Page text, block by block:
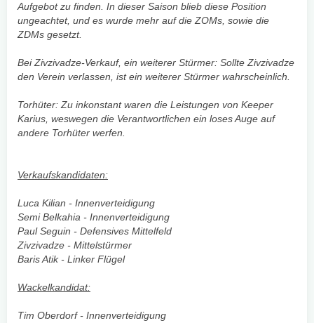
Aufgebot zu finden. In dieser Saison blieb diese Position
ungeachtet, und es wurde mehr auf die ZOMs, sowie die
ZDMs gesetzt.
Bei Zivzivadze-Verkauf, ein weiterer Stürmer: Sollte Zivzivadze
den Verein verlassen, ist ein weiterer Stürmer wahrscheinlich.
Torhüter: Zu inkonstant waren die Leistungen von Keeper
Karius, weswegen die Verantwortlichen ein loses Auge auf
andere Torhüter werfen.
Verkaufskandidaten:
Luca Kilian - Innenverteidigung
Semi Belkahia - Innenverteidigung
Paul Seguin - Defensives Mittelfeld
Zivzivadze - Mittelstürmer
Baris Atik - Linker Flügel
Wackelkandidat:
Tim Oberdorf - Innenverteidigung